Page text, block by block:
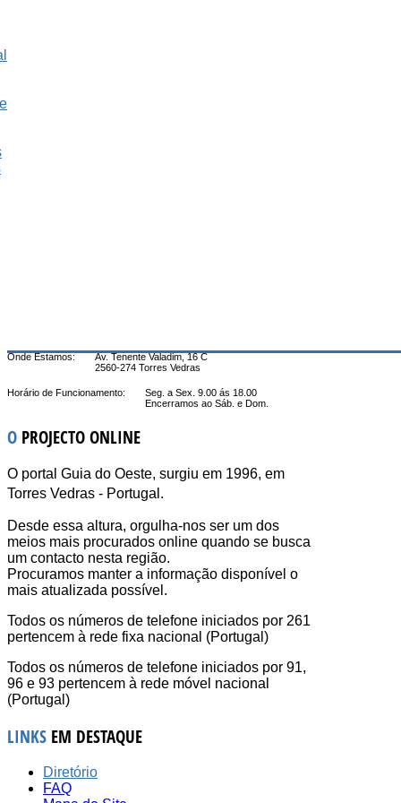
Onde Estamos:
Av. Tenente Valadim, 16 C
2560-274 Torres Vedras
Horário de Funcionamento:
Seg. a Sex. 9.00 ás 18.00
Encerramos ao Sáb. e Dom.
O PROJECTO ONLINE
O portal Guia do Oeste, surgiu em 1996, em
Torres Vedras - Portugal.
Desde essa altura, orgulha-nos ser um dos
meios mais procurados online quando se busca
um contacto nesta região.
Procuramos manter a informação disponível o
mais atualizada possível.
Todos os números de telefone iniciados por 261
pertencem à rede fixa nacional (Portugal)
Todos os números de telefone iniciados por 91,
96 e 93 pertencem à rede móvel nacional
(Portugal)
LINKS EM DESTAQUE
Diretório
FAQ